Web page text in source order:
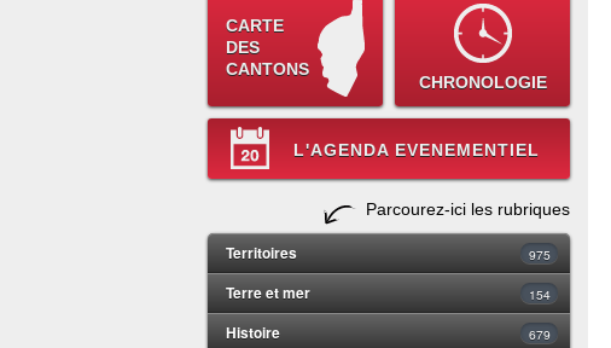
CARTE
DES
CANTONS
CHRONOLOGIE
L'AGENDA EVENEMENTIEL
Parcourez-ici les rubriques
Territoires 975
Terre et mer 154
Histoire 679